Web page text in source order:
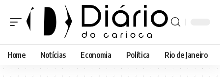
Home Notícias Economia Política Rio de Janeiro